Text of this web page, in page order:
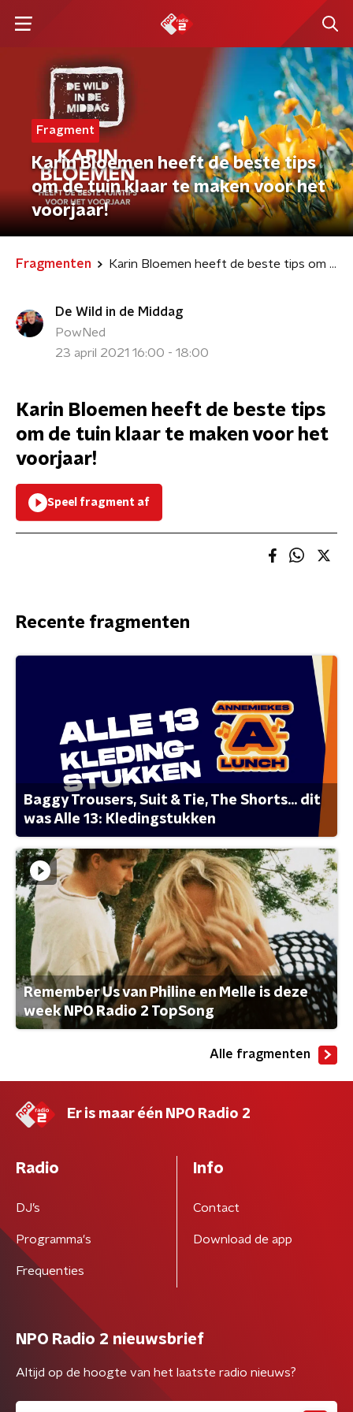
Fragment
Karin Bloemen heeft de beste tips
om de tuin klaar te maken voor het
voorjaar!
Fragmenten Karin Bloemen heeft de beste tips om de tuin klaar te maken voor het voorjaar!
De Wild in de Middag
PowNed
23 april 2021 16:00 - 18:00
Karin Bloemen heeft de beste tips
om de tuin klaar te maken voor het
voorjaar!
Speel fragment af
Recente fragmenten
Baggy Trousers, Suit & Tie, The Shorts... dit
was Alle 13: Kledingstukken
Remember Us van Philine en Melle is deze
week NPO Radio 2 TopSong
Alle fragmenten
Er is maar één NPO Radio 2
Radio
DJ’s
Programma's
Frequenties
Info
Contact
Download de app
NPO Radio 2 nieuwsbrief
Altijd op de hoogte van het laatste radio nieuws?